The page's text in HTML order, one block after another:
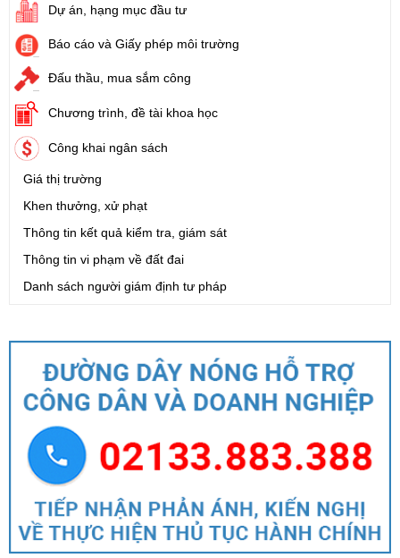
Dự án, hạng mục đầu tư
Báo cáo và Giấy phép môi trường
Đấu thầu, mua sắm công
Chương trình, đề tài khoa học
Công khai ngân sách
Giá thị trường
Khen thưởng, xử phạt
Thông tin kết quả kiểm tra, giám sát
Thông tin vi phạm về đất đai
Danh sách người giám định tư pháp